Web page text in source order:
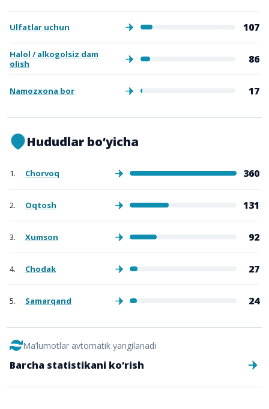
Ulfatlar uchun 107
Halol / alkogolsiz dam
olish
86
Namozxona bor 17
Hududlar bo‘yicha
1. Chorvoq 360
2. Oqtosh 131
3. Xumson 92
4. Chodak 27
5. Samarqand 24
Ma’lumotlar avtomatik yangilanadi
Barcha statistikani ko‘rish